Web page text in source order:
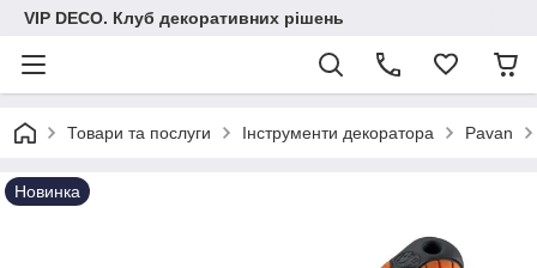
VIP DECO. Клуб декоративних рішень
Товари та послуги Інструменти декоратора Pavan
Новинка